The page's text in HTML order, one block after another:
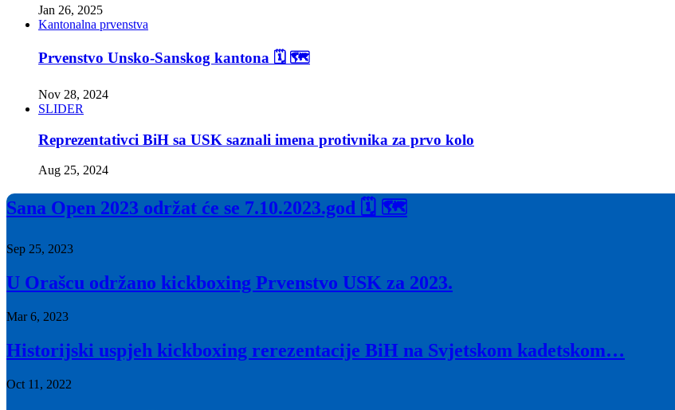
Jan 26, 2025
Kantonalna prvenstva
Prvenstvo Unsko-Sanskog kantona 🗓 🗺
Nov 28, 2024
SLIDER
Reprezentativci BiH sa USK saznali imena protivnika za prvo kolo
Aug 25, 2024
Sana Open 2023 održat će se 7.10.2023.god 🗓 🗺
Sep 25, 2023
U Orašcu održano kickboxing Prvenstvo USK za 2023.
Mar 6, 2023
Historijski uspjeh kickboxing rerezentacije BiH na Svjetskom kadetskom…
Oct 11, 2022